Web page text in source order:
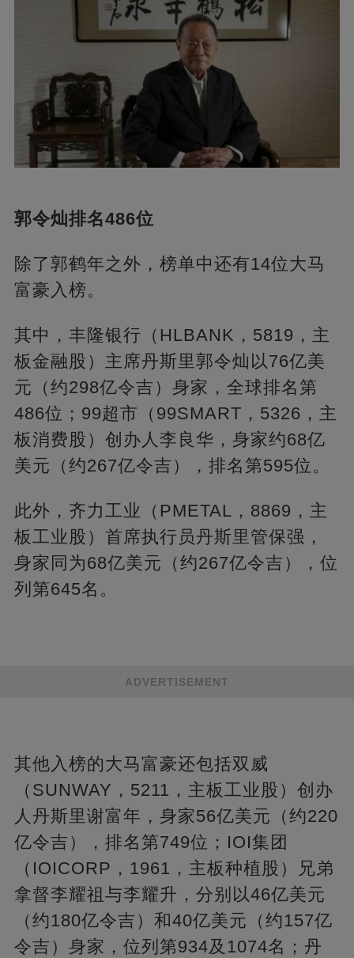
郭令灿排名486位
除了郭鹤年之外，榜单中还有14位大马
富豪入榜。
其中，丰隆银行（HLBANK，5819，主
板金融股）主席丹斯里郭令灿以76亿美
元（约298亿令吉）身家，全球排名第
486位；99超市（99SMART，5326，主
板消费股）创办人李良华，身家约68亿
美元（约267亿令吉），排名第595位。
此外，齐力工业（PMETAL，8869，主
板工业股）首席执行员丹斯里管保强，
身家同为68亿美元（约267亿令吉），位
列第645名。
ADVERTISEMENT
其他入榜的大马富豪还包括双威
（SUNWAY，5211，主板工业股）创办
人丹斯里谢富年，身家56亿美元（约220
亿令吉），排名第749位；IOI集团
（IOICORP，1961，主板种植股）兄弟
拿督李耀祖与李耀升，分别以46亿美元
（约180亿令吉）和40亿美元（约157亿
令吉）身家，位列第934及1074名；丹